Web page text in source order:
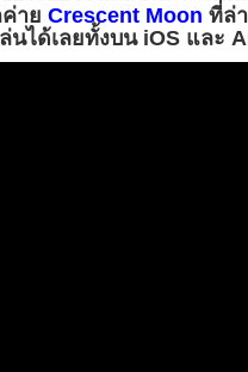
าย Crescent Moon ที่ล่
นได้เลยทั้งบน iOS และ